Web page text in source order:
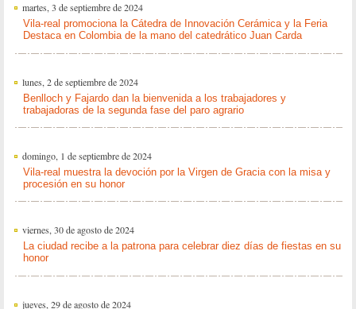
martes, 3 de septiembre de 2024
Vila-real promociona la Cátedra de Innovación Cerámica y la Feria
Destaca en Colombia de la mano del catedrático Juan Carda
lunes, 2 de septiembre de 2024
Benlloch y Fajardo dan la bienvenida a los trabajadores y
trabajadoras de la segunda fase del paro agrario
domingo, 1 de septiembre de 2024
Vila-real muestra la devoción por la Virgen de Gracia con la misa y
procesión en su honor
viernes, 30 de agosto de 2024
La ciudad recibe a la patrona para celebrar diez días de fiestas en su
honor
jueves, 29 de agosto de 2024